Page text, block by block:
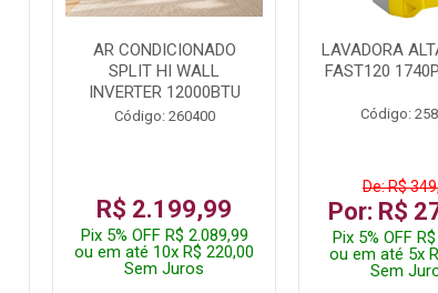
AR CONDICIONADO
SPLIT HI WALL
INVERTER 12000BTU
Código: 260400
R$ 2.199,99
Pix 5% OFF R$ 2.089,99
ou em até 10x R$ 220,00
Sem Juros
LAVADORA
FAST120
Código:
De: R$
Por: R$
Pix 5% OFF
ou em até 5x
Sem